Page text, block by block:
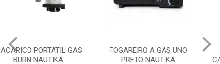
FOGAREIRO A GAS UNO
PRETO NAUTIKA
CANALETA 20X10X2M
C/DIVISORIA C/DUPLA FACE